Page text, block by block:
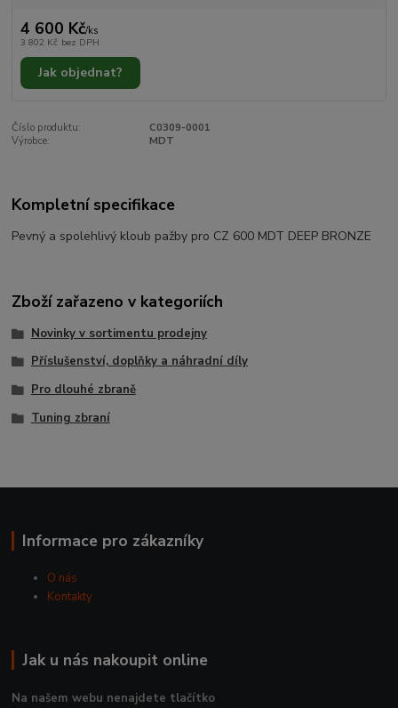
4 600 Kč/ks
3 802 Kč bez DPH
Jak objednat?
Číslo produktu:
C0309-0001
Výrobce:
MDT
Kompletní specifikace
Pevný a spolehlivý kloub pažby pro CZ 600 MDT DEEP BRONZE
Zboží zařazeno v kategoriích
Novinky v sortimentu prodejny
Příslušenství, doplňky a náhradní díly
Pro dlouhé zbraně
Tuning zbraní
Informace pro zákazníky
O nás
Kontakty
Jak u nás nakoupit online
Na našem webu nenajdete tlačítko